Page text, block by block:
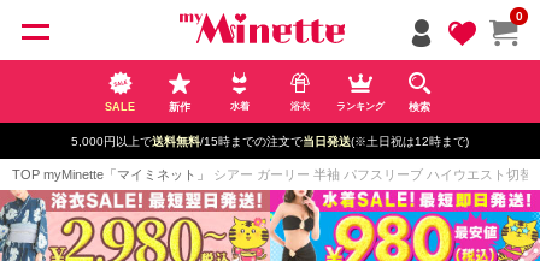
0
SALE 新作 水着 浴衣 ランキング 検索
5,000円以上で送料無料/15時までの注文で当日発送(※土日祝は12時まで)
TOP myMinette「マイミネット」 シアー ガーリー 半袖 パフスリーブ ハイウエスト切
ペー
ジト
ップ